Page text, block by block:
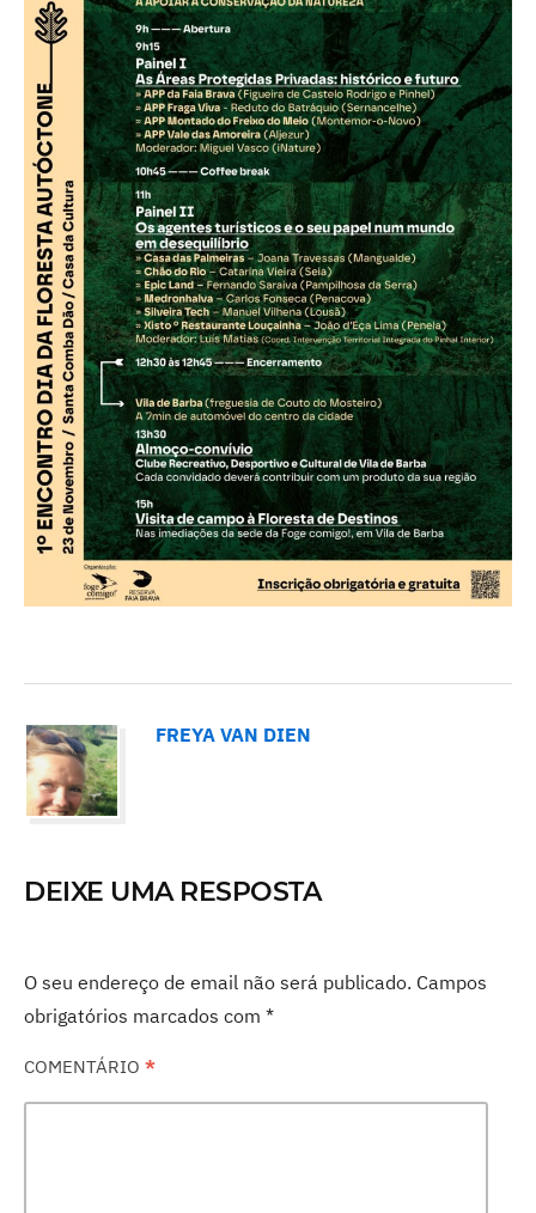
FREYA VAN DIEN
DEIXE UMA RESPOSTA
O seu endereço de email não será publicado. Campos
obrigatórios marcados com *
COMENTÁRIO *